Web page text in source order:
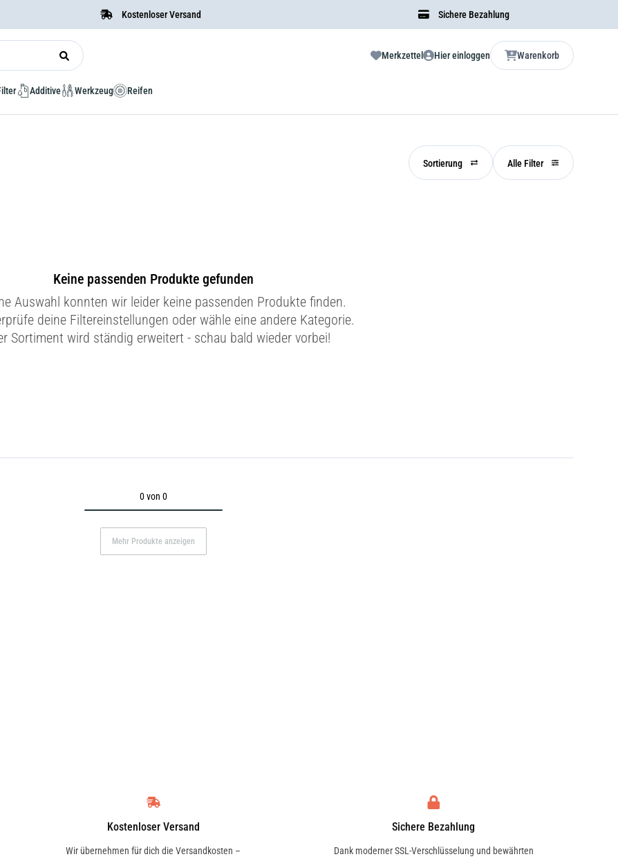
Kostenloser Versand Sichere Bezahlung
Merkzettel Hier einloggen Warenkorb
Additive Werkzeug Reifen
Sortierung Alle Filter
Keine passenden Produkte gefunden
Auswahl konnten wir leider keine passenden Produkte finden.
deine Filtereinstellungen oder wähle eine andere Kategorie.
Sortiment wird ständig erweitert - schau bald wieder vorbei!
0 von 0
Mehr Produkte anzeigen
Kostenloser Versand
Wir übernehmen für dich die Versandkosten –
Sichere Bezahlung
Dank moderner SSL-Verschlüsselung und bewährten